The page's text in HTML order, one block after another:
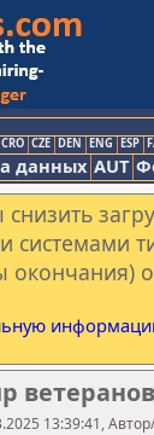
CRO CZE DEN ENG ESP
данных AUT
системами
окончания)
13:39:41,